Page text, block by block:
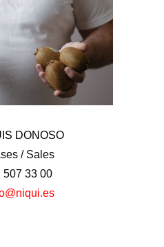
DONOSO
/ Sales
507 33 00